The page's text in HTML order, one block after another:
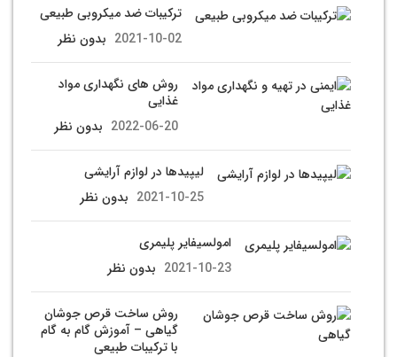
ترکیبات ضد میکروبی طبیعی
2021-10-02 بدون نظر
روش های نگهداری مواد
غذایی
2022-06-20 بدون نظر
لیپیدها در لوازم آرایشی
2021-10-25 بدون نظر
امولسیفایر پلیمری
2021-10-23 بدون نظر
روش ساخت قرص جوشان
گیاهی – آموزش گام به گام
با ترکیبات طبیعی